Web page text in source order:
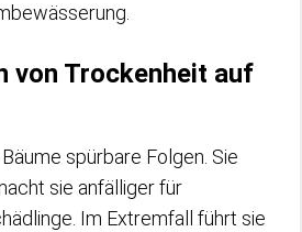
von Trockenheit auf
spürbare Folgen. Sie
sie anfälliger für
Im Extremfall führt sie